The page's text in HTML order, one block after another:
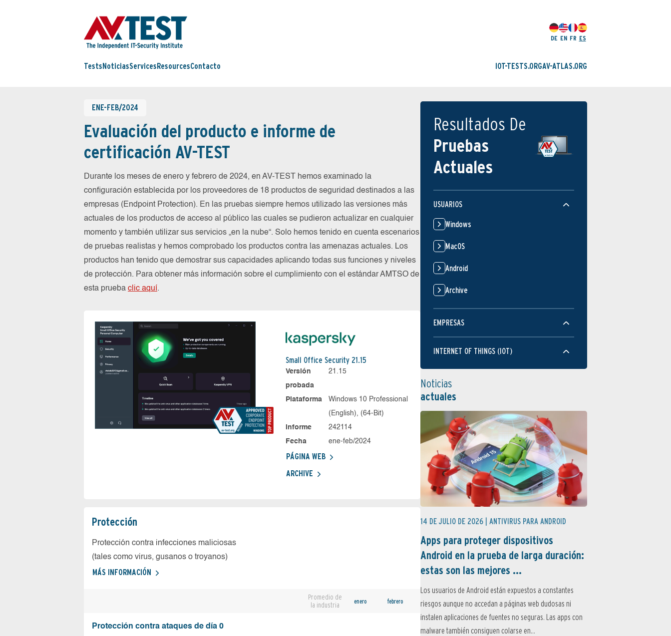
DE EN FR ES
Tests NoticiasServices ResourcesContacto IOT-TESTS.ORGAV-ATLAS.ORG
ENE-FEB/2024
Evaluación del producto e informe de
certificación AV-TEST
Durante los meses de enero y febrero de 2024, en AV-TEST hemos examinado la
configuración establecida por los proveedores de 18 productos de seguridad destinados a las
empresas (Endpoint Protection). En las pruebas siempre hemos utilizado las versiones más
actuales de los productos de acceso al público las cuales se pudieron actualizar en cualquier
momento y también utilizar sus servicios „en la nube“. Solo hemos tenido en cuenta escenarios
de pruebas realistas y hemos comprobado los productos contra las amenazas actuales. Los
productos han tenido que demostrar sus capacidades aplicando todas sus funciones y niveles
de protección. Para obtener más información sobre el cumplimiento con el estándar AMTSO de
esta prueba clic aquí.
Small Office Security 21.15
Versión
probada
21.15
Plataforma
Windows 10 Professional
(English), (64-Bit)
Informe
242114
Fecha
ene-feb/2024
PÁGINA WEB
ARCHIVE
Protección
Protección contra infecciones maliciosas
(tales como virus, gusanos o troyanos)
MÁS INFORMACIÓN
Promedio de
la industria
enero febrero
Protección contra ataques de día 0
Resultados De
Pruebas
Actuales
USUARIOS
Windows
MacOS
Android
Archive
EMPRESAS
INTERNET OF THINGS (IOT)
Noticias
actuales
14 DE JULIO DE 2026 | ANTIVIRUS PARA ANDROID
Apps para proteger dispositivos
Android en la prueba de larga duración:
estas son las mejores ...
Los usuarios de Android están expuestos a constantes
riesgos aunque no accedan a páginas web dudosas ni
instalen aplicaciones de fuentes no seguras. Las apps con
malware también consiguen colarse en...